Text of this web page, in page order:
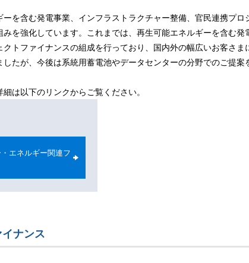
を含む発電事業、インフラストラクチャー整備、官民連携プロ
を強化しています。これまでは、再生可能エネルギーを含む発
トファイナンスの組成を行っており、国内外の幅広いお客さま
たが、今後は系統用蓄電池やデータセンターの分野でのご提案
は以下のリンクからご覧ください。
エネルギー関連フ
ナンス